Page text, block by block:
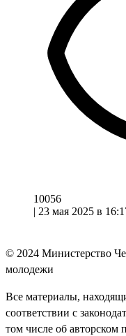
10056
| 23 мая 2025 в
© 2024 Министерство
молодежи
Все материалы,
соответствии с
том числе об авторском